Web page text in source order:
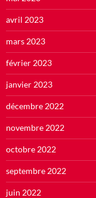
avril 2023
mars 2023
février 2023
janvier 2023
décembre 2022
novembre 2022
octobre 2022
septembre 2022
juin 2022